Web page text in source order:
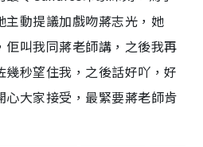
動提議加戲吻蔣志光，她
叫我同蔣老師講，之後我再
秒望住我，之後話好吖，好
大家接受，最緊要蔣老師肯